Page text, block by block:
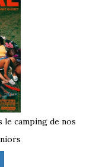
le camping de nos